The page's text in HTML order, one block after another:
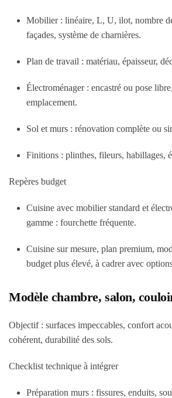
Mobilier : linéaire, L, U, ilot, nombre
façades, système de charnières.
Plan de travail : matériau, épaisseur,
Électroménager : encastré ou pose
emplacement.
Sol et murs : rénovation complète ou
Finitions : plinthes, fileurs, habillages,
Repères budget
Cuisine avec mobilier standard et
gamme : fourchette fréquente.
Cuisine sur mesure, plan premium,
budget plus élevé, à cadrer avec
Modèle chambre, salon,
Objectif : surfaces impeccables, confort
cohérent, durabilité des sols.
Checklist technique à intégrer
Préparation murs : fissures, enduits,